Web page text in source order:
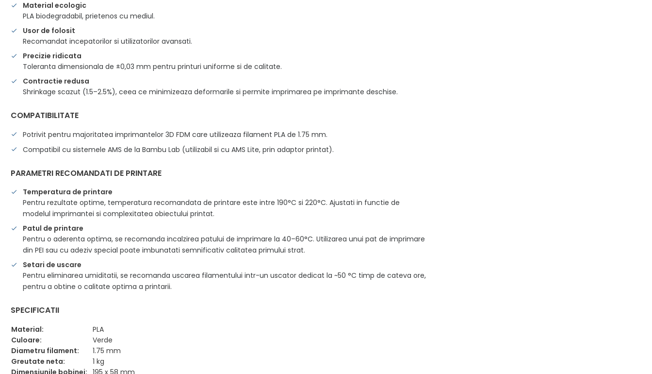
Material ecologic
PLA biodegradabil, prietenos cu mediul.
Usor de folosit
Recomandat incepatorilor si utilizatorilor avansati.
Precizie ridicata
Toleranta dimensionala de ±0,03 mm pentru printuri uniforme si de calitate.
Contractie redusa
Shrinkage scazut (1.5–2.5%), ceea ce minimizeaza deformarile si permite imprimarea pe imprimante deschise.
COMPATIBILITATE
Potrivit pentru majoritatea imprimantelor 3D FDM care utilizeaza filament PLA de 1.75 mm.
Compatibil cu sistemele AMS de la Bambu Lab (utilizabil si cu AMS Lite, prin adaptor printat).
PARAMETRI RECOMANDATI DE PRINTARE
Temperatura de printare
Pentru rezultate optime, temperatura recomandata de printare este intre 190°C si 220°C. Ajustati in functie de
modelul imprimantei si complexitatea obiectului printat.
Patul de printare
Pentru o aderenta optima, se recomanda incalzirea patului de imprimare la 40–60°C. Utilizarea unui pat de imprimare
din PEI sau cu adeziv special poate imbunatati semnificativ calitatea primului strat.
Setari de uscare
Pentru eliminarea umiditatii, se recomanda uscarea filamentului intr-un uscator dedicat la ~50 °C timp de cateva ore,
pentru a obtine o calitate optima a printarii.
SPECIFICATII
Material:
PLA
Culoare:
Verde
Diametru filament:
1.75 mm
Greutate neta:
1 kg
Dimensiunile bobinei: 195 x 58 mm